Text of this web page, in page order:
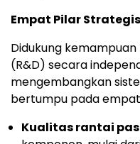
Empat Pilar
Didukung
(R&D) secara
mengembangkan
bertumpu pada
Kualitas rantai